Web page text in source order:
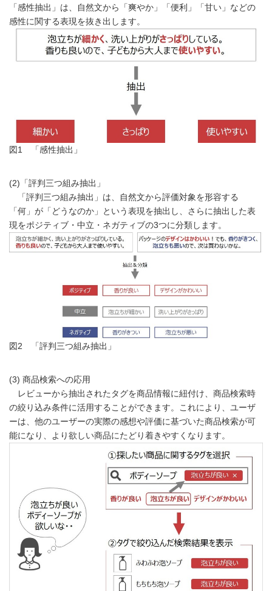
「感性抽出」は、自然文から「爽やか」「便利」「甘い」などの
感性に関する表現を抜き出します。
図1 「感性抽出」
(2)「評判三つ組み抽出」
「評判三つ組み抽出」は、自然文から評価対象を形容する
「何」が「どうなのか」という表現を抽出し、さらに抽出した表
現をポジティブ・中立・ネガティブの3つに分類します。
図2 「評判三つ組み抽出」
(3) 商品検索への応用
レビューから抽出されたタグを商品情報に紐付け、商品検索時
の絞り込み条件に活用することができます。これにより、ユーザ
ーは、他のユーザーの実際の感想や評価に基づいた商品検索が可
能になり、より欲しい商品にたどり着きやすくなります。